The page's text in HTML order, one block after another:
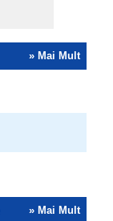
» Mai Mult
» Mai Mult